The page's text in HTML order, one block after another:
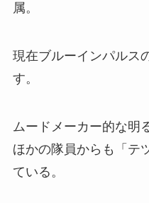
属。
現在ブルーインパルス
す。
ムードメーカー的な明
ほかの隊員からも「テ
ている。